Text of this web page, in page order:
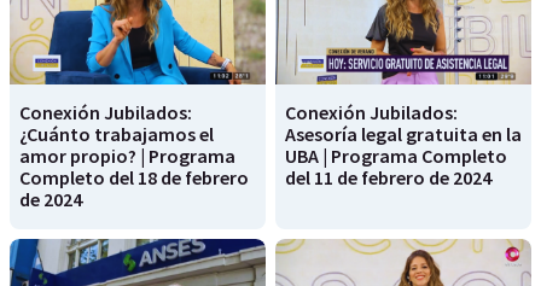
Conexión Jubilados:
¿Cuánto trabajamos el
amor propio? | Programa
Completo del 18 de febrero
de 2024
Conexión Jubilados:
Asesoría legal gratuita en la
UBA | Programa Completo
del 11 de febrero de 2024